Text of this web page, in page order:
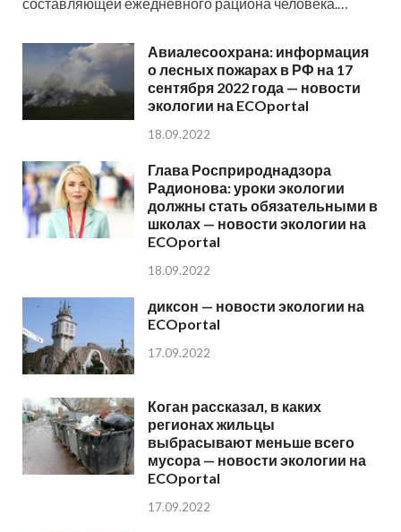
Авиалесоохрана: информация
о лесных пожарах в РФ на 17
сентября 2022 года — новости
экологии на ECOportal
18.09.2022
Глава Росприроднадзора
Радионова: уроки экологии
должны стать обязательными в
школах — новости экологии на
ECOportal
18.09.2022
диксон — новости экологии на
ECOportal
17.09.2022
Коган рассказал, в каких
регионах жильцы
выбрасывают меньше всего
мусора — новости экологии на
ECOportal
17.09.2022